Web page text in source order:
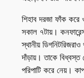
শিহাব দরজা ফাঁক
সকাল ৭টায়।
স্থানীয়
দাঁড়ায়। তাকে বিধ্বস্ত
পরিপাটি করে নেয়।